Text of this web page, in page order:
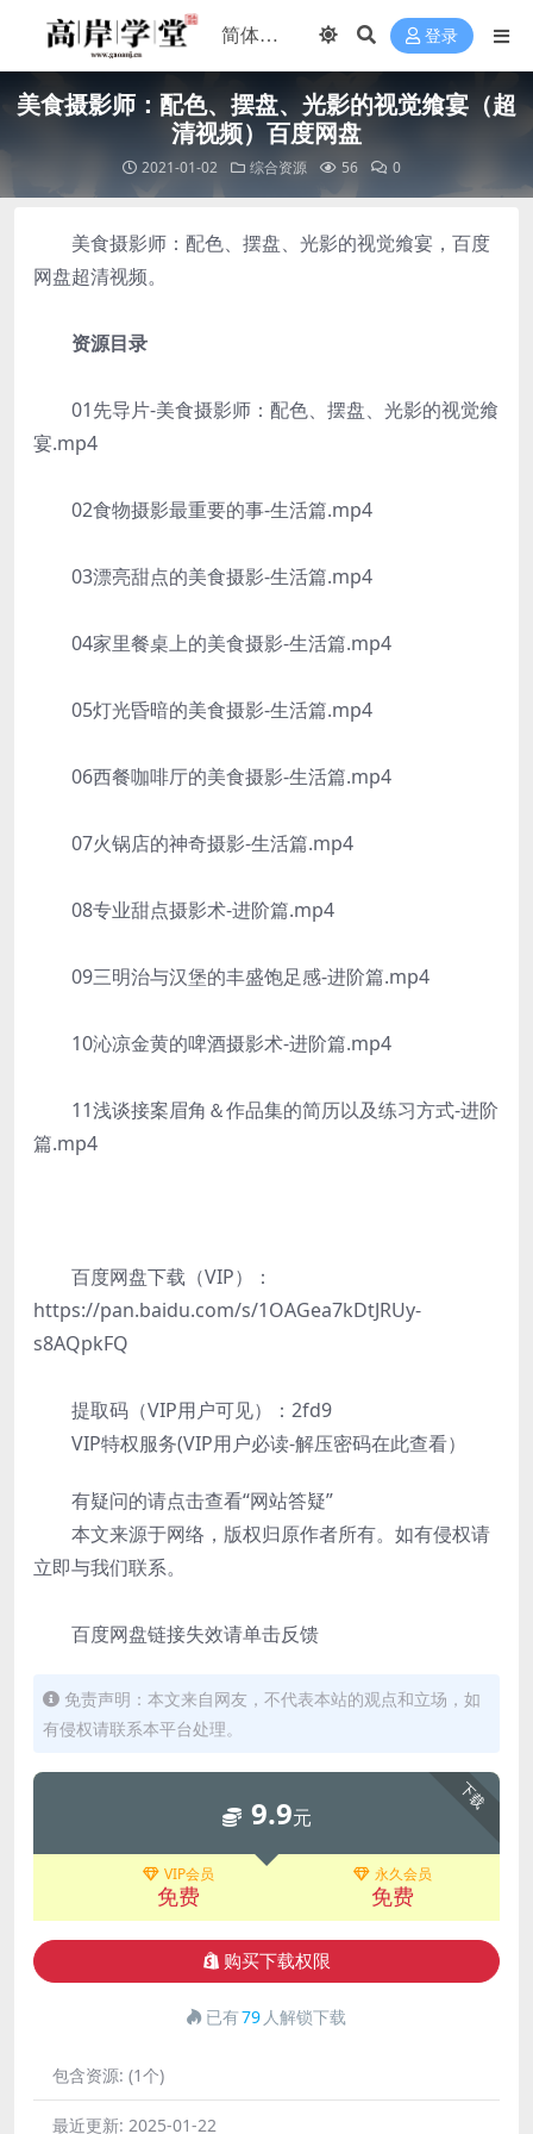
登录
美食摄影师：配色、摆盘、光影的视觉飨宴（超
清视频）百度网盘
2021-01-02 综合资源 56 0
美食摄影师：配色、摆盘、光影的视觉飨宴，百度
网盘超清视频。
资源目录
01先导片-美食摄影师：配色、摆盘、光影的视觉飨
宴.mp4
02食物摄影最重要的事-生活篇.mp4
03漂亮甜点的美食摄影-生活篇.mp4
04家里餐桌上的美食摄影-生活篇.mp4
05灯光昏暗的美食摄影-生活篇.mp4
06西餐咖啡厅的美食摄影-生活篇.mp4
07火锅店的神奇摄影-生活篇.mp4
08专业甜点摄影术-进阶篇.mp4
09三明治与汉堡的丰盛饱足感-进阶篇.mp4
10沁凉金黄的啤酒摄影术-进阶篇.mp4
11浅谈接案眉角＆作品集的简历以及练习方式-进阶
篇.mp4
百度网盘下载（VIP）：
https://pan.baidu.com/s/1OAGea7kDtJRUy-
s8AQpkFQ
提取码（VIP用户可见）：2fd9
VIP特权服务(VIP用户必读-解压密码在此查看）
有疑问的请点击查看“网站答疑”
本文来源于网络，版权归原作者所有。如有侵权请
立即与我们联系。
百度网盘链接失效请单击反馈
免责声明：本文来自网友，不代表本站的观点和立场，如
有侵权请联系本平台处理。
下载
9.9元
VIP会员
免费
永久会员
免费
购买下载权限
已有79 人解锁下载
包含资源: (1个)
最近更新: 2025-01-22